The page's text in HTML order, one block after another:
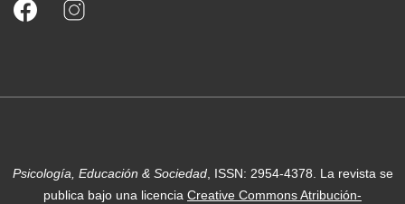
Psicología, Educación & Sociedad, ISSN: 2954-4378. La revista se
publica bajo una licencia Creative Commons Atribución-